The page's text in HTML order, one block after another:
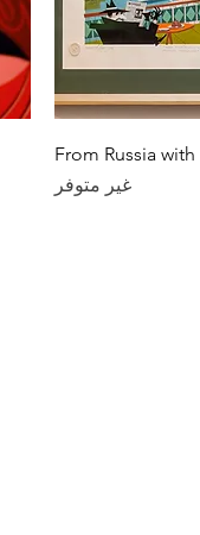
السريع
From Russia with
غير متوفر